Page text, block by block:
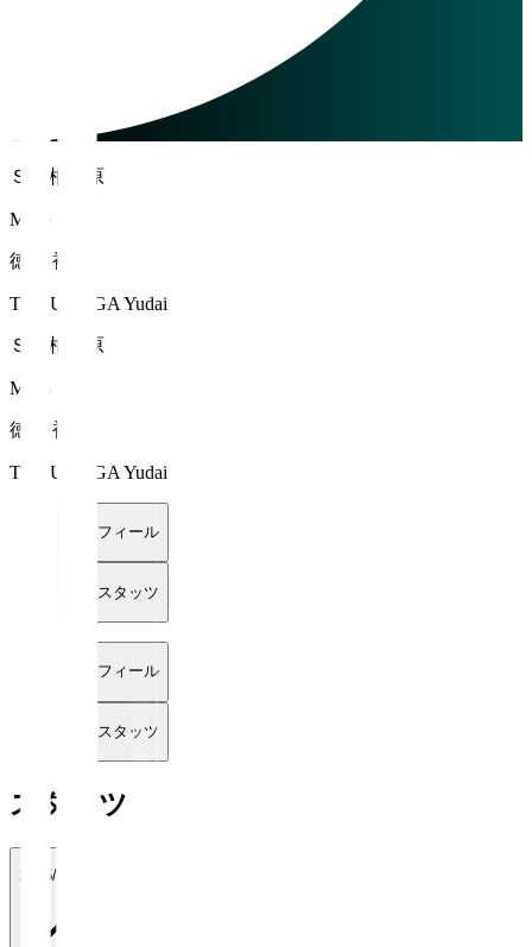
ＳＣ相模原
MF 6
徳永 裕大
TOKUNAGA Yudai
ＳＣ相模原
MF 6
徳永 裕大
TOKUNAGA Yudai
プロフィール
詳細スタッツ
プロフィール
詳細スタッツ
スタッツ
2026/27